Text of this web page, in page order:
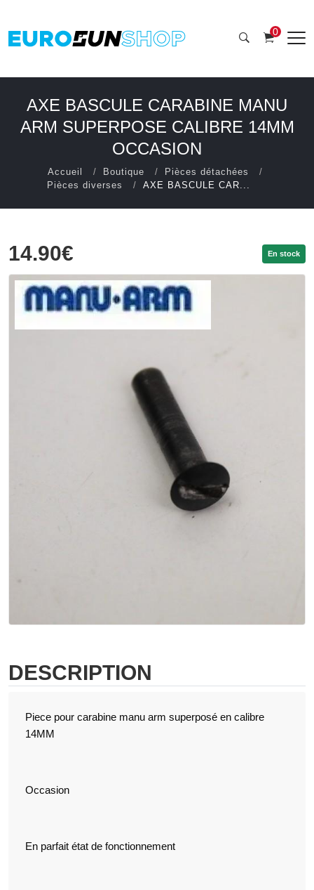
0
AXE BASCULE CARABINE MANU
ARM SUPERPOSE CALIBRE 14MM
OCCASION
Accueil Boutique
Pièces détachées
Pièces diverses
AXE BASCULE CAR...
14.90€ En stock
DESCRIPTION
Piece pour carabine manu arm superposé en calibre
14MM
Occasion
En parfait état de fonctionnement